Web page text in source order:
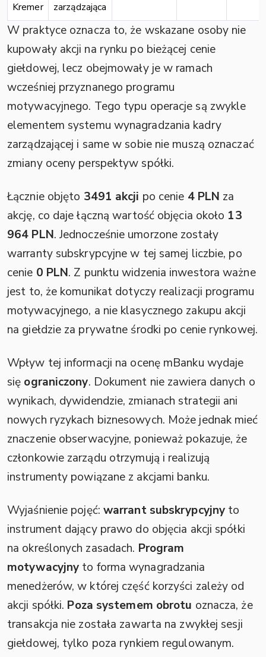
Kremer
zarządzająca
W praktyce oznacza to, że wskazane osoby nie
kupowały akcji na rynku po bieżącej cenie
giełdowej, lecz obejmowały je w ramach
wcześniej przyznanego programu
motywacyjnego. Tego typu operacje są zwykle
elementem systemu wynagradzania kadry
zarządzającej i same w sobie nie muszą oznaczać
zmiany oceny perspektyw spółki.
Łącznie objęto 3491 akcji po cenie 4 PLN za
akcję, co daje łączną wartość objęcia około 13
964 PLN. Jednocześnie umorzone zostały
warranty subskrypcyjne w tej samej liczbie, po
cenie 0 PLN. Z punktu widzenia inwestora ważne
jest to, że komunikat dotyczy realizacji programu
motywacyjnego, a nie klasycznego zakupu akcji
na giełdzie za prywatne środki po cenie rynkowej.
Wpływ tej informacji na ocenę mBanku wydaje
się ograniczony. Dokument nie zawiera danych o
wynikach, dywidendzie, zmianach strategii ani
nowych ryzykach biznesowych. Może jednak mieć
znaczenie obserwacyjne, ponieważ pokazuje, że
członkowie zarządu otrzymują i realizują
instrumenty powiązane z akcjami banku.
Wyjaśnienie pojęć: warrant subskrypcyjny to
instrument dający prawo do objęcia akcji spółki
na określonych zasadach. Program
motywacyjny to forma wynagradzania
menedżerów, w której część korzyści zależy od
akcji spółki. Poza systemem obrotu oznacza, że
transakcja nie została zawarta na zwykłej sesji
giełdowej, tylko poza rynkiem regulowanym.